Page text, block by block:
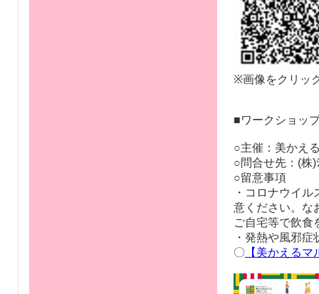
申込期間 10月
申込方法 事前
い）
https://www.e-
※画像をクリッ
■ワークショッ
○主催：美かえ
○問合せ先：(株)
○留意事項
・コロナウイル